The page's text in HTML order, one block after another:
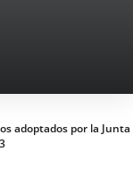
adoptados por la Junta